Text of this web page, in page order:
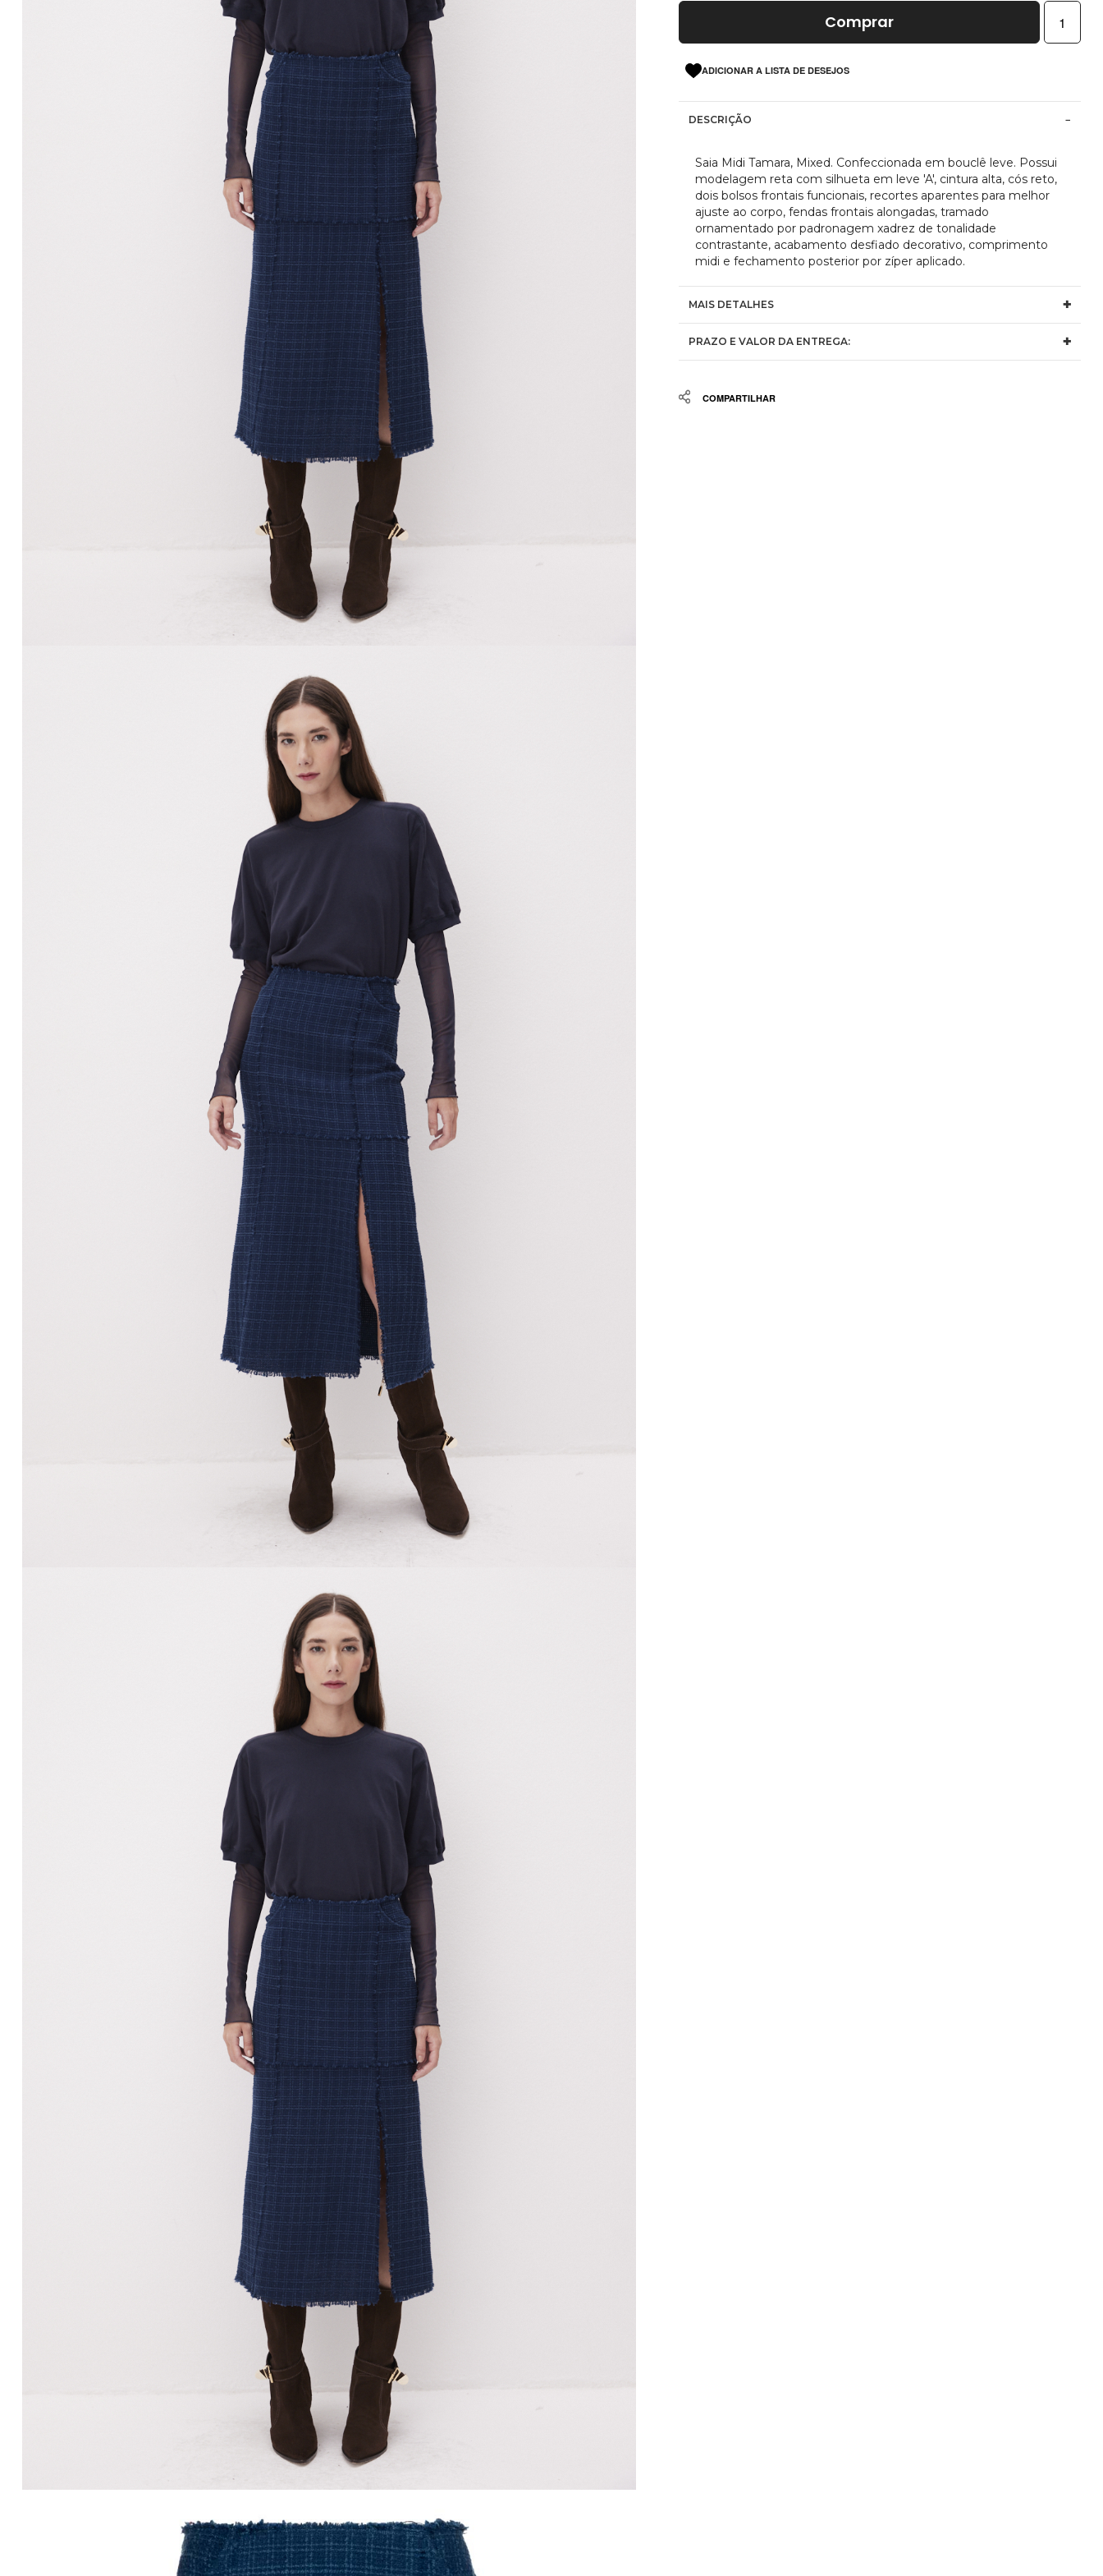
Comprar
ADICIONAR A LISTA DE DESEJOS
DESCRIÇÃO
Saia Midi Tamara, Mixed. Confeccionada em bouclê leve. Possui
modelagem reta com silhueta em leve 'A', cintura alta, cós reto,
dois bolsos frontais funcionais, recortes aparentes para melhor
ajuste ao corpo, fendas frontais alongadas, tramado
ornamentado por padronagem xadrez de tonalidade
contrastante, acabamento desfiado decorativo, comprimento
midi e fechamento posterior por zíper aplicado.
MAIS DETALHES
PRAZO E VALOR DA ENTREGA:
Share